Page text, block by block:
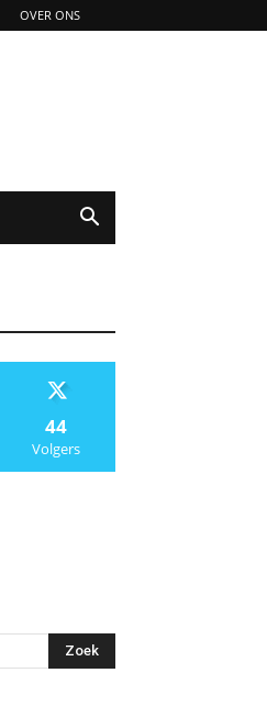
OVER ONS
44
Volgers